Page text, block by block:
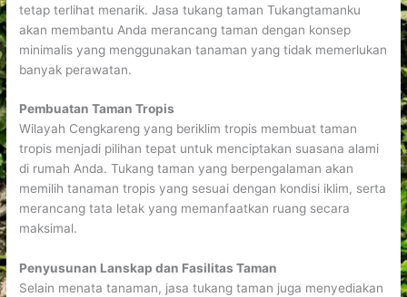
tetap terlihat menarik. Jasa tukang taman Tukangtamanku
akan membantu Anda merancang taman dengan konsep
minimalis yang menggunakan tanaman yang tidak memerlukan
banyak perawatan.
Pembuatan Taman Tropis
Wilayah Cengkareng yang beriklim tropis membuat taman
tropis menjadi pilihan tepat untuk menciptakan suasana alami
di rumah Anda. Tukang taman yang berpengalaman akan
memilih tanaman tropis yang sesuai dengan kondisi iklim, serta
merancang tata letak yang memanfaatkan ruang secara
maksimal.
Penyusunan Lanskap dan Fasilitas Taman
Selain menata tanaman, jasa tukang taman juga menyediakan